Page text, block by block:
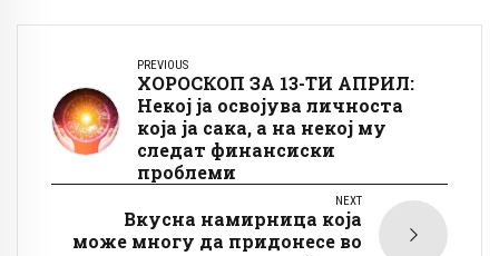
PREVIOUS
ХОРОСКОП ЗА 13-ТИ АПРИЛ:
Некој ја освојува личноста
која ја сака, а на некој му
следат финансиски
проблеми
NEXT
Вкусна намирница која
може многу да придонесе во